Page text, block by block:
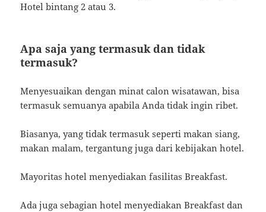
Hotel bintang 2 atau 3.
Apa saja yang termasuk dan tidak
termasuk?
Menyesuaikan dengan minat calon wisatawan, bisa
termasuk semuanya apabila Anda tidak ingin ribet.
Biasanya, yang tidak termasuk seperti makan siang,
makan malam, tergantung juga dari kebijakan hotel.
Mayoritas hotel menyediakan fasilitas Breakfast.
Ada juga sebagian hotel menyediakan Breakfast dan